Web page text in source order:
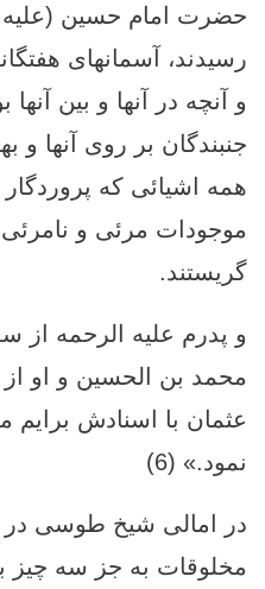
حضرت امام حسين (عليه
رسيدند، آسمانهاى
و آنچه در آنها و بين
جنبندگان بر روى آنها و
همه اشيائى كه پروردگار
موجودات مرئى و
گريستند.
و پدرم عليه الرحمه از
محمد بن الحسين و او
عثمان با اسنادش
نمود.» (6)
در امالی شیخ طوسی در
مخلوقات به جز سه